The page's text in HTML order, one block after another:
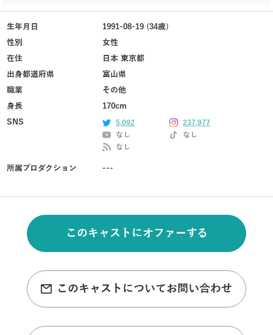
生年月日
1991-08-19 (34歳)
性別
女性
在住
日本 東京都
出身都道府県
富山県
職業
その他
身長
170cm
SNS
5,092
237,977
なし
なし
なし
所属プロダクション ---
このキャストにオファーする
このキャストについてお問い合わせ